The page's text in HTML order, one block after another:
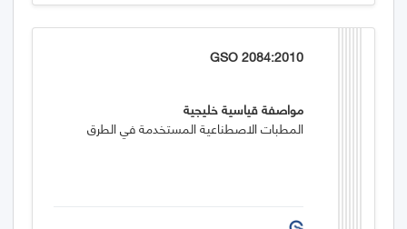
GSO 2084:2010
مواصفة قياسية خليجية
المطبات الاصطناعية المستخدمة في الطرق